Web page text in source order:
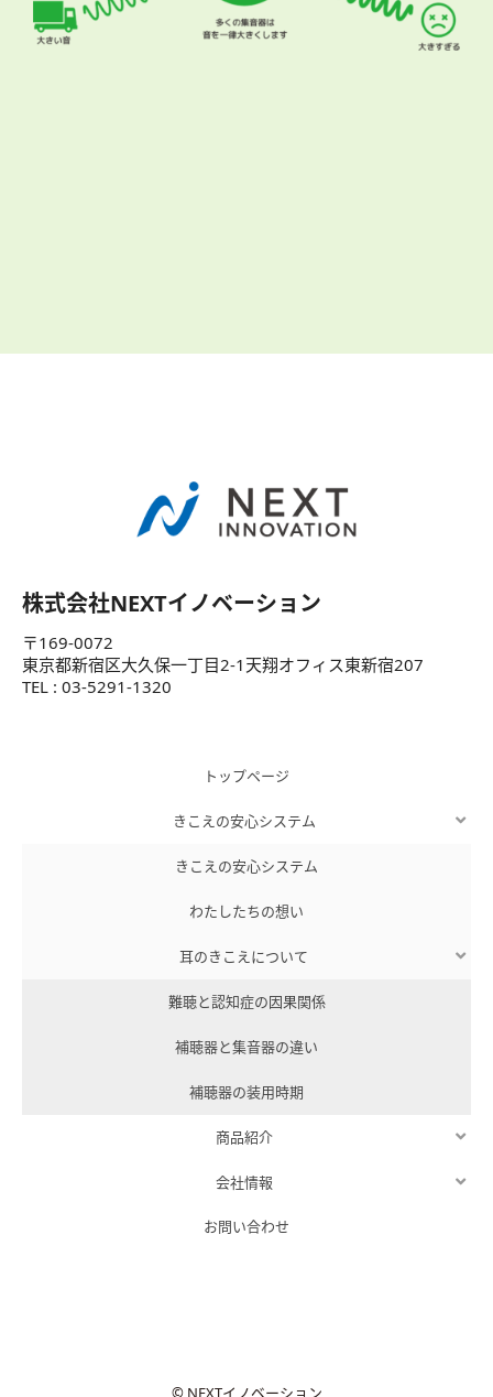
株式会社NEXTイノベーション
〒169-0072
東京都新宿区大久保一丁目2-1天翔オフィス東新宿207
TEL : 03-5291-1320
トップページ
きこえの安心システム
きこえの安心システム
わたしたちの想い
耳のきこえについて
難聴と認知症の因果関係
補聴器と集音器の違い
補聴器の装用時期
商品紹介
会社情報
お問い合わせ
© NEXTイノベーション